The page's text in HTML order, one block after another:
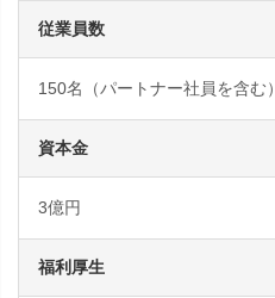
従業員数
150名（パートナー社員を含む）
資本金
3億円
福利厚生